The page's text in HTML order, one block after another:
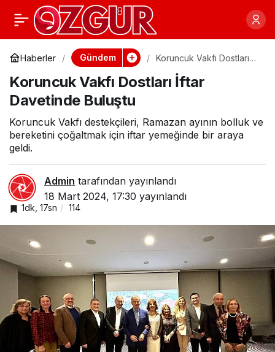
Haberler Gündem
Koruncuk Vakfı Dostları
Koruncuk Vakfı Dostları İftar
Davetinde Buluştu
Koruncuk Vakfı destekçileri, Ramazan ayının bolluk ve
bereketini çoğaltmak için iftar yemeğinde bir araya
geldi.
Admin tarafından yayınlandı
18 Mart 2024, 17:30 yayınlandı
1dk, 17sn 114
KEDFE iftarında kent
protokolü buluştu
Paylaş